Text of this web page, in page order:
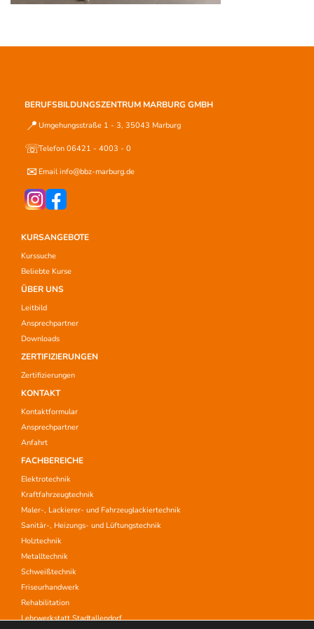
BERUFSBILDUNGSZENTRUM MARBURG GMBH
📍 Umgehungsstraße 1 - 3, 35043 Marburg
☏Telefon 06421 - 4003 - 0
✉ Email info@bbz-marburg.de
KURSANGEBOTE
Kurssuche
Beliebte Kurse
ÜBER UNS
Leitbild
Ansprechpartner
Downloads
ZERTIFIZIERUNGEN
Zertifizierungen
KONTAKT
Kontaktformular
Ansprechpartner
Anfahrt
FACHBEREICHE
Elektrotechnik
Kraftfahrzeugtechnik
Maler-, Lackierer- und Fahrzeuglackiertechnik
Sanitär-, Heizungs- und Lüftungstechnik
Holztechnik
Metalltechnik
Schweißtechnik
Friseurhandwerk
Rehabilitation
Lehrwerkstatt Stadtallendorf